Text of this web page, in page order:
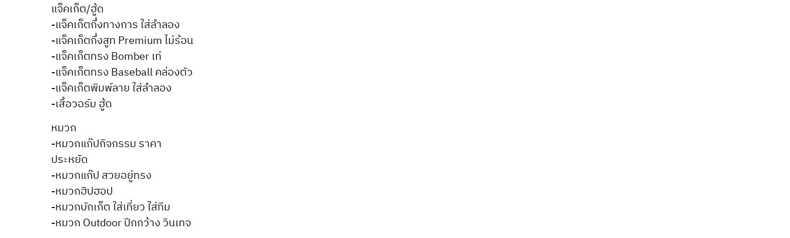
แจ็คเก็ต/ฮู้ด
-แจ็คเก็ตกึ่งทางการ ใส่ลำลอง
-แจ็คเก็ตกึ่งสูท Premium ไม่ร้อน
-แจ็คเก็ตทรง Bomber เท่
-แจ็คเก็ตทรง Baseball คล่องตัว
-แจ็คเก็ตพิมพ์ลาย ใส่ลำลอง
-เสื้อวอร์ม ฮู้ด
หมวก
-หมวกแก๊ปกิจกรรม ราคา
ประหยัด
-หมวกแก๊ป สวยอยู่ทรง
-หมวกฮิปฮอป
-หมวกบักเก็ต ใส่เที่ยว ใส่ทีม
-หมวก Outdoor ปีกกว้าง วินเทจ